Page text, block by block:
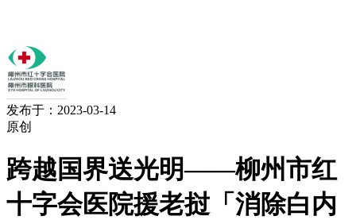
发布于：2023-03-14
原创
跨越国界送光明——柳州市红
十字会医院援老挝「消除白内